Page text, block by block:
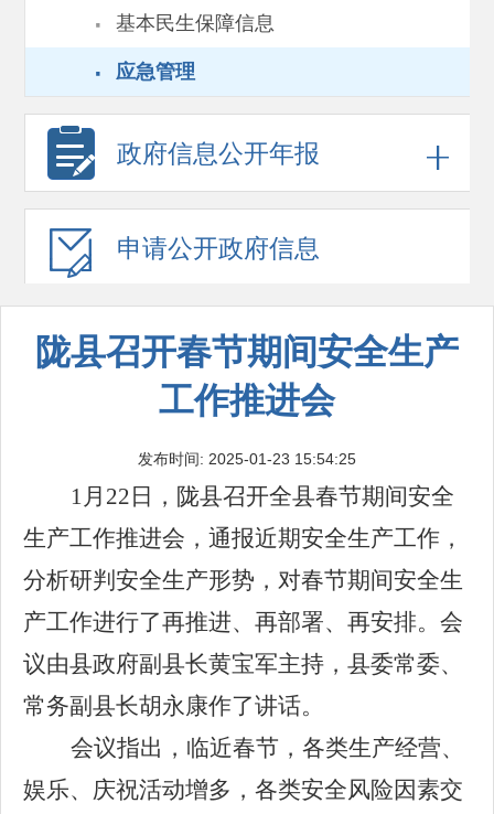
· 基本民生保障信息
· 应急管理
政府信息公开年报
申请公开政府信息
陇县召开春节期间安全生产
工作推进会
发布时间: 2025-01-23 15:54:25
1月22日，陇县召开全县春节期间安全
生产工作推进会，通报近期安全生产工作，
分析研判安全生产形势，对春节期间安全生
产工作进行了再推进、再部署、再安排。会
议由县政府副县长黄宝军主持，县委常委、
常务副县长胡永康作了讲话。
会议指出，临近春节，各类生产经营、
娱乐、庆祝活动增多，各类安全风险因素交